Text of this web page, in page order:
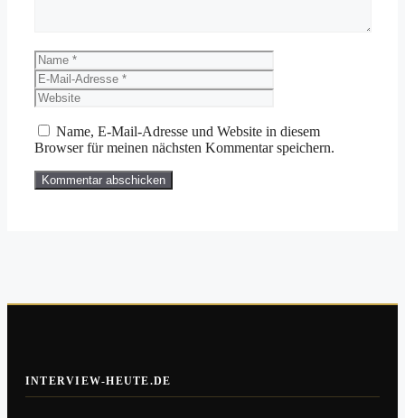
Name
Mail-
Adresse
Name, E-Mail-Adresse und Website in diesem
Browser für meinen nächsten Kommentar speichern.
INTERVIEW-HEUTE.DE